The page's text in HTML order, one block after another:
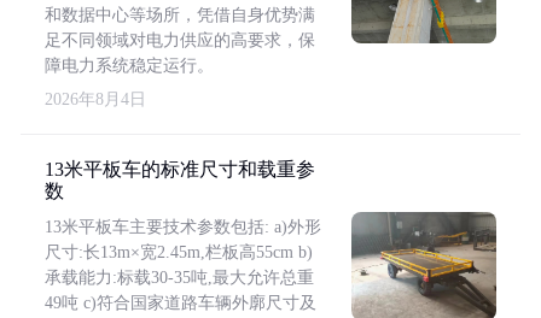
和数据中心等场所，凭借自身优势满
足不同领域对电力供应的高要求，保
障电力系统稳定运行。
2026年8月4日
13米平板车的标准尺寸和载重参
数
13米平板车主要技术参数包括: a)外形
尺寸:长13m×宽2.45m,栏板高55cm b)
承载能力:标载30-35吨,最大允许总重
49吨 c)符合国家道路车辆外廓尺寸及